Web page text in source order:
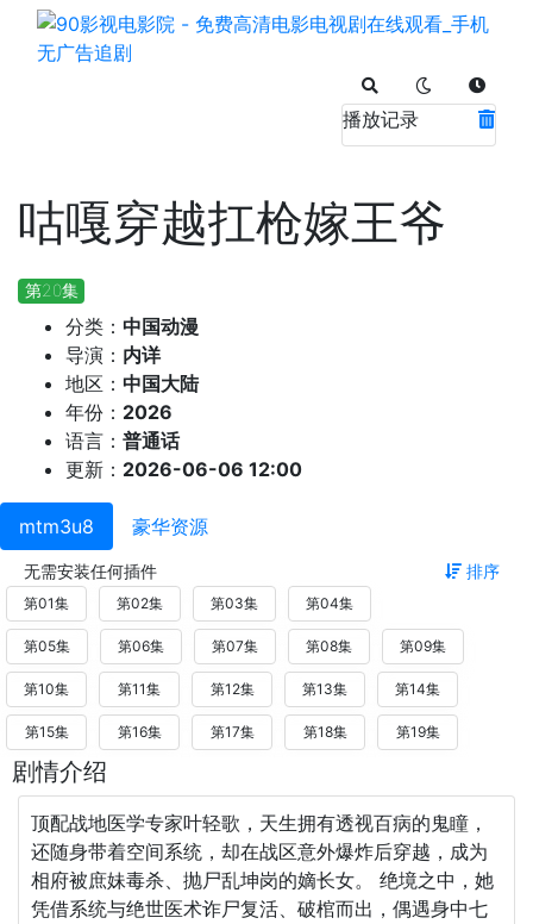
播放记录
咕嘎穿越扛枪嫁王爷
第20集
分类： 中国动漫
导演： 内详
地区： 中国大陆
年份： 2026
语言： 普通话
更新： 2026-06-06 12:00
mtm3u8 豪华资源
无需安装任何插件 排序
第01集 第02集 第03集 第04集
第05集 第06集 第07集 第08集 第09集
第10集 第11集 第12集 第13集 第14集
第15集 第16集 第17集 第18集 第19集
剧情介绍
顶配战地医学专家叶轻歌，天生拥有透视百病的鬼瞳，
还随身带着空间系统，却在战区意外爆炸后穿越，成为
相府被庶妹毒杀、抛尸乱坤岗的嫡长女。 绝境之中，她
凭借系统与绝世医术诈尸复活、破棺而出，偶遇身中七